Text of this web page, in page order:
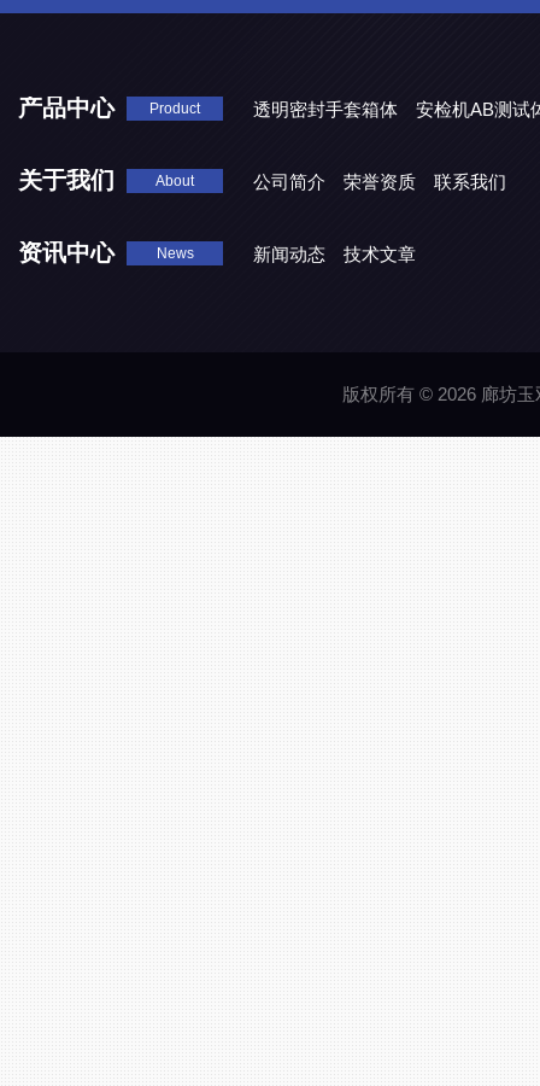
产品中心 Product 透明密封手套箱体 安检机AB测试
关于我们 About 公司简介 荣誉资质 联系我们
资讯中心 News 新闻动态 技术文章
版权所有 © 2026 廊坊